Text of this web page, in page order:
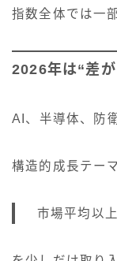
指数全体では一
2026年は“差
AI、半導体、防
構造的成長テー
市場平均以